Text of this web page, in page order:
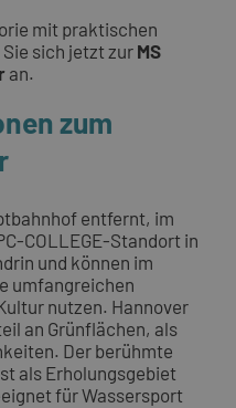
mit praktischen
Sie sich jetzt zur MS
an.
zum
entfernt, im
COLLEGE-Standort in
und können im
umfangreichen
nutzen. Hannover
an Grünflächen, als
Der berühmte
als Erholungsgebiet
für Wassersport